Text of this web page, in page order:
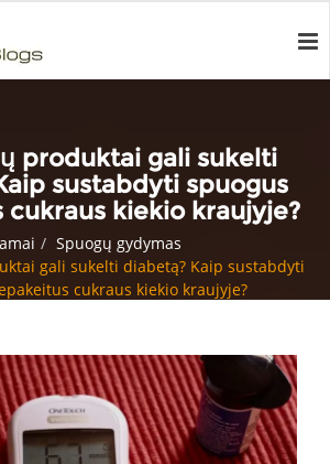
produktai gali sukelti
sustabdyti spuogus
cukraus kiekio kraujyje?
Spuogų gydymas
gali sukelti diabetą? Kaip sustabdyti
cukraus kiekio kraujyje?